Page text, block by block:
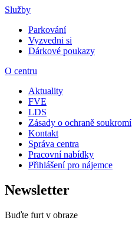
Služby
Parkování
Vyzvedni si
Dárkové poukazy
O centru
Aktuality
FVE
LDS
Zásady o ochraně soukromí
Kontakt
Správa centra
Pracovní nabídky
Přihlášení pro nájemce
Newsletter
Buďte furt v obraze